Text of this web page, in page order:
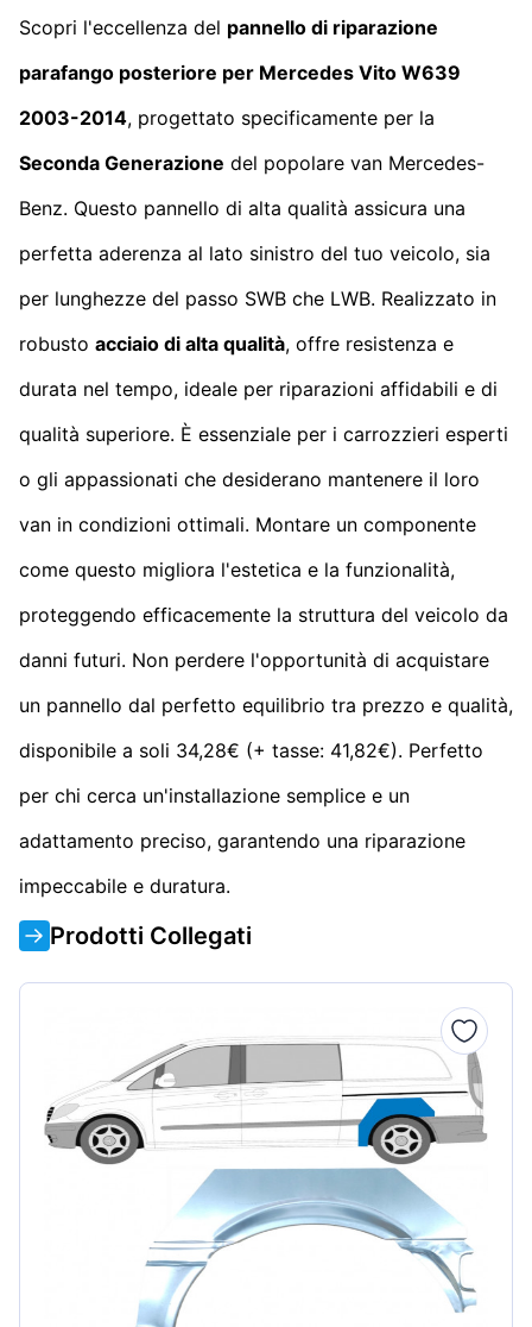
Scopri l'eccellenza del pannello di riparazione
parafango posteriore per Mercedes Vito W639
2003-2014, progettato specificamente per la
Seconda Generazione del popolare van Mercedes-
Benz. Questo pannello di alta qualità assicura una
perfetta aderenza al lato sinistro del tuo veicolo, sia
per lunghezze del passo SWB che LWB. Realizzato in
robusto acciaio di alta qualità, offre resistenza e
durata nel tempo, ideale per riparazioni affidabili e di
qualità superiore. È essenziale per i carrozzieri esperti
o gli appassionati che desiderano mantenere il loro
van in condizioni ottimali. Montare un componente
come questo migliora l'estetica e la funzionalità,
proteggendo efficacemente la struttura del veicolo da
danni futuri. Non perdere l'opportunità di acquistare
un pannello dal perfetto equilibrio tra prezzo e qualità,
disponibile a soli 34,28€ (+ tasse: 41,82€). Perfetto
per chi cerca un'installazione semplice e un
adattamento preciso, garantendo una riparazione
impeccabile e duratura.
Prodotti Collegati